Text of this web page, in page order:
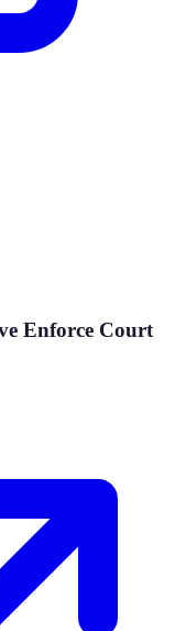
Enforce Court